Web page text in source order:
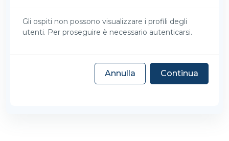
Gli ospiti non possono visualizzare i profili degli
utenti. Per proseguire è necessario autenticarsi.
Annulla Continua